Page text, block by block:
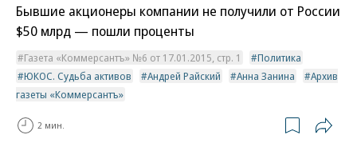
Бывшие акционеры компании не получили от России
$50 млрд — пошли проценты
Газета «Коммерсантъ» №6 от 17.01.2015, стр. 1
Политика
ЮКОС. Судьба активов
Андрей Райский Анна Занина
Архив
газеты «Коммерсантъ»
2 мин.